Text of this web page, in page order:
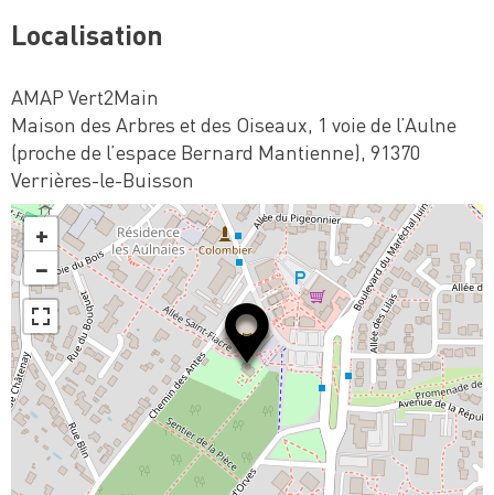
Localisation
AMAP Vert2Main
Maison des Arbres et des Oiseaux, 1 voie de l’Aulne
(proche de l’espace Bernard Mantienne), 91370
Verrières-le-Buisson
+
−